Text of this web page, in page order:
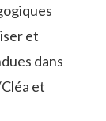
et
dans
et